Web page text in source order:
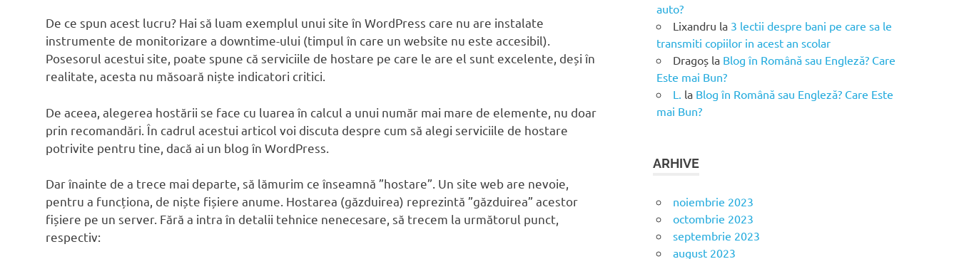
De ce spun acest lucru? Hai să luam exemplul unui site în WordPress care nu are instalate
instrumente de monitorizare a downtime-ului (timpul în care un website nu este accesibil).
Posesorul acestui site, poate spune că serviciile de hostare pe care le are el sunt excelente, deși în
realitate, acesta nu măsoară niște indicatori critici.
De aceea, alegerea hostării se face cu luarea în calcul a unui număr mai mare de elemente, nu doar
prin recomandări. În cadrul acestui articol voi discuta despre cum să alegi serviciile de hostare
potrivite pentru tine, dacă ai un blog în WordPress.
Dar înainte de a trece mai departe, să lămurim ce înseamnă ”hostare”. Un site web are nevoie,
pentru a funcționa, de niște fișiere anume. Hostarea (găzduirea) reprezintă ”găzduirea” acestor
fișiere pe un server. Fără a intra în detalii tehnice nenecesare, să trecem la următorul punct,
respectiv:
auto?
Lixandru la 3 lectii despre bani pe care sa le
transmiti copiilor in acest an scolar
Dragoș la Blog în Română sau Engleză? Care
Este mai Bun?
L.
la Blog în Română sau Engleză? Care Este
mai Bun?
ARHIVE
noiembrie 2023
octombrie 2023
septembrie 2023
august 2023